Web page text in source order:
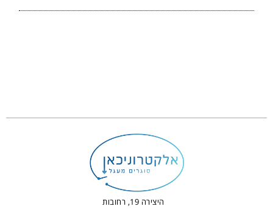
היצירה 19, רחובות